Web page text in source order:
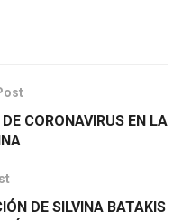
CORONAVIRUS EN LA
DE SILVINA BATAKIS